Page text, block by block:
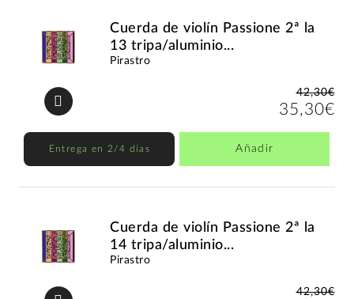
Cuerda de violín Passione 2ª la
13 tripa/aluminio...
Pirastro
42,30€
35,30€
Entrega en 2/4 días Añadir
Cuerda de violín Passione 2ª la
14 tripa/aluminio...
Pirastro
42,30€